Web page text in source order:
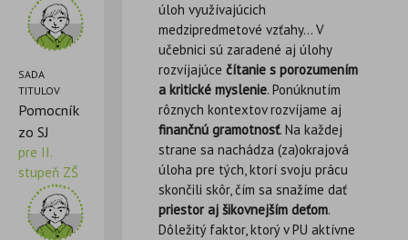
SADA
TITULOV
Pomocník
zo SJ
pre II.
stupeň ZŠ
úloh využívajúcich
medzipredmetové vzťahy… V
učebnici sú zaradené aj úlohy
rozvíjajúcečítanie s porozumením
a kritické myslenie. Ponúknutím
rôznych kontextov rozvíjame aj
finančnú gramotnosť. Na každej
strane sa nachádza (za)okrajová
úloha pre tých, ktorí svoju prácu
skončili skôr, čím sa snažíme dať
priestor aj šikovnejším deťom.
Dôležitý faktor, ktorý v PU aktívne